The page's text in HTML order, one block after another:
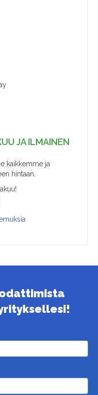
JA ILMAINEN
kaikkemme ja
hintaan.